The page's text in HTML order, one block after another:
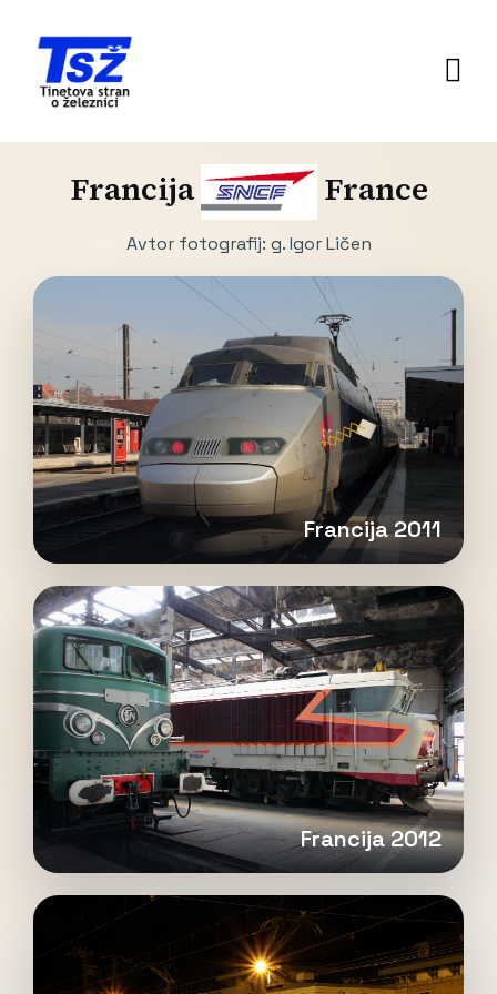
Francija France
Avtor fotografij: g. Igor Ličen
Francija 2011
Francija 2012